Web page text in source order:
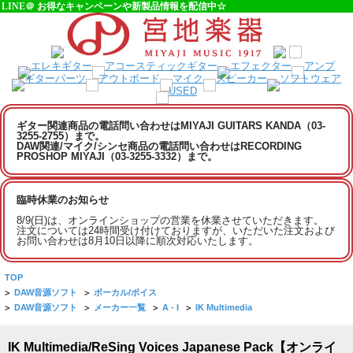
LINE＠ お得なキャンペーンや新製品情報を配信中☆
ギター関連商品の電話問い合わせはMIYAJI GUITARS KANDA（03-
3255-2755）まで。
DAW関連/マイク/シンセ商品の電話問い合わせはRECORDING
PROSHOP MIYAJI（03-3255-3332）まで。
臨時休業のお知らせ
8/9(日)は、オンラインショップの営業を休業させていただきます。
注文については24時間受け付けておりますが、いただいた注文および
お問い合わせは8月10日以降に順次対応いたします。
TOP
> DAW音源ソフト > ボーカル/ボイス
> DAW音源ソフト > メーカー一覧 > A - I > IK Multimedia
IK Multimedia/ReSing Voices Japanese Pack【オンライ